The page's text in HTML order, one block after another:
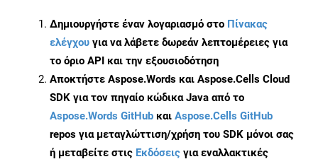
Δημιουργήστε έναν λογαριασμό στο Πίνακας
ελέγχου για να λάβετε δωρεάν λεπτομέρειες για
το όριο API και την εξουσιοδότηση
Αποκτήστε Aspose.Words και Aspose.Cells Cloud
SDK για τον πηγαίο κώδικα Java από το
Aspose.Words GitHub και Aspose.Cells GitHub
repos για μεταγλώττιση/χρήση του SDK μόνοι σας
ή μεταβείτε στις Εκδόσεις για εναλλακτικές